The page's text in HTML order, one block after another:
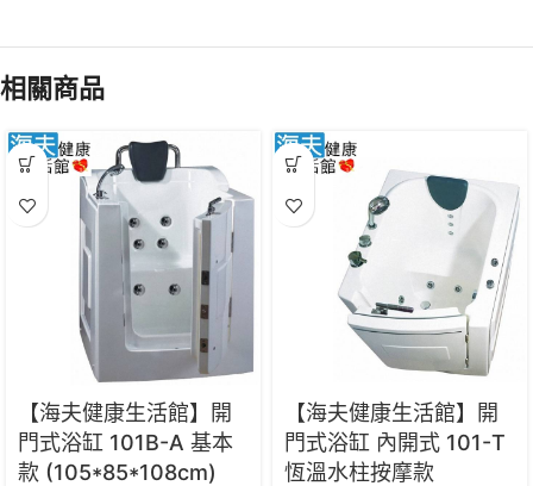
相關商品
【海夫健康生活館】開
門式浴缸 101B-A 基本
款 (105*85*108cm)
【海夫健康生活館】開
門式浴缸 內開式 101-T
恆溫水柱按摩款